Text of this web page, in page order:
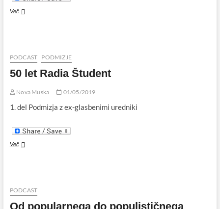
Več50
PODCAST PODMIZJE
50 let Radia Študent
Nova Muska 01/05/2019
1. del Podmizja z ex-glasbenimi uredniki
Več50
PODCAST
Od popularnega do populističnega